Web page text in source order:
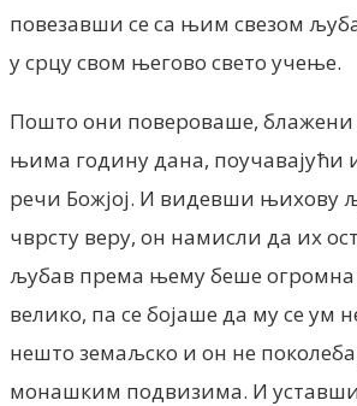
повезавши се са њим свезом
у срцу свом његово свето учење.
Пошто они повероваше, блажени
њима годину дана, поучавајући
речи Божјој. И видевши њихову
чврсту веру, он намисли да их
љубав према њему беше
велико, па се бојаше да му се ум
нешто земаљско и он не поколеба
монашким подвизима. И